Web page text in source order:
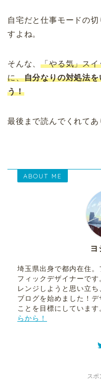
自宅だと仕事モードの
すよね。
そんな、「やる気」ス
に、自分なりの対処法
う！
最後まで読んでくれてあ
ABOUT ME
ヨ
埼玉県出身で都内在住
フィックデザイナーで
レンジしようと思い立
ブログを始めました！
ことを目標にしています
らから！
スポ